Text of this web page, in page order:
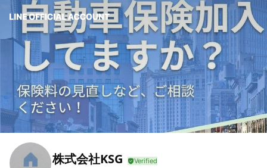
株式会社KSG